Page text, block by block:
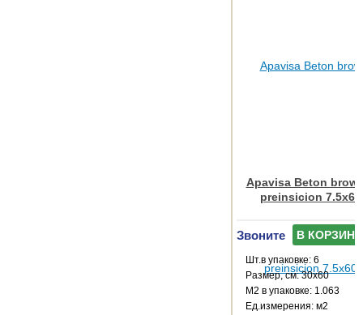
Apavisa Beton
preinsicion 7.5x60
Звоните В КОРЗИНУ
Шт.в упаковке: 6
Размер, см: 30x60
М2 в упаковке: 1.063
Ед.измерения: м2